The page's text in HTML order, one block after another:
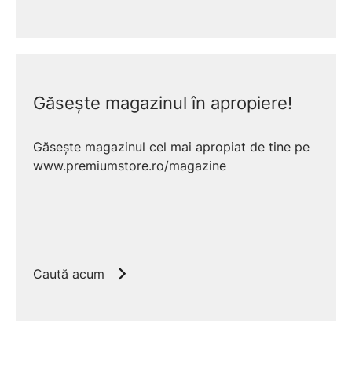
Găsește magazinul în apropiere!
Găsește magazinul cel mai apropiat de tine pe
www.premiumstore.ro/magazine
Caută acum